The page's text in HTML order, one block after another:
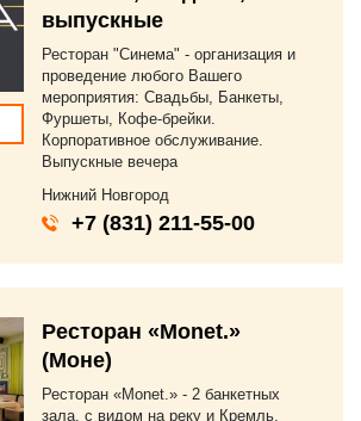
выпускные
Ресторан "Синема" - организация и
проведение любого Вашего
мероприятия: Свадьбы, Банкеты,
Фуршеты, Кофе-брейки.
Корпоративное обслуживание.
Выпускные вечера
Нижний Новгород
+7 (831) 211-55-00
Ресторан «Monet.»
(Моне)
Ресторан «Monet.» - 2 банкетных
зала, с видом на реку и Кремль,